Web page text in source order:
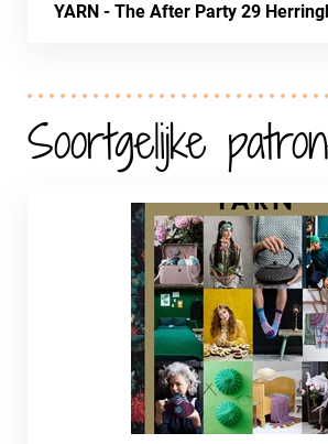
YARN - The After Party 29
Soortgelijke